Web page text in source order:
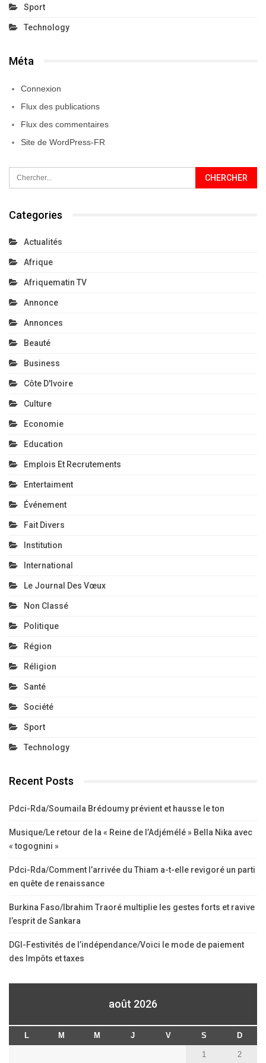
Sport
Technology
Méta
Connexion
Flux des publications
Flux des commentaires
Site de WordPress-FR
Categories
Actualités
Afrique
Afriquematin TV
Annonce
Annonces
Beauté
Business
Côte D'Ivoire
Culture
Economie
Education
Emplois Et Recrutements
Entertaiment
Événement
Fait Divers
Institution
International
Le Journal Des Vœux
Non Classé
Politique
Région
Réligion
Santé
Société
Sport
Technology
Recent Posts
Pdci-Rda/Soumaila Brédoumy prévient et hausse le ton
Musique/Le retour de la « Reine de l’Adjémélé » Bella Nika avec
« togognini »
Pdci-Rda/Comment l’arrivée du Thiam a-t-elle revigoré un parti
en quête de renaissance
Burkina Faso/Ibrahim Traoré multiplie les gestes forts et ravive
l’esprit de Sankara
DGI-Festivités de l’indépendance/Voici le mode de paiement
des Impôts et taxes
août 2026
L M M J V S D
1 2